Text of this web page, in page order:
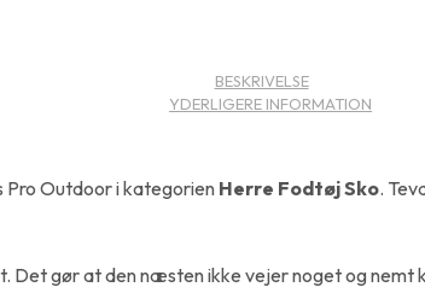
BESKRIVELSE
YDERLIGERE INFORMATION
Pro Outdoor i kategorien Herre Fodtøj Sko.
gør at den næsten ikke vejer noget og